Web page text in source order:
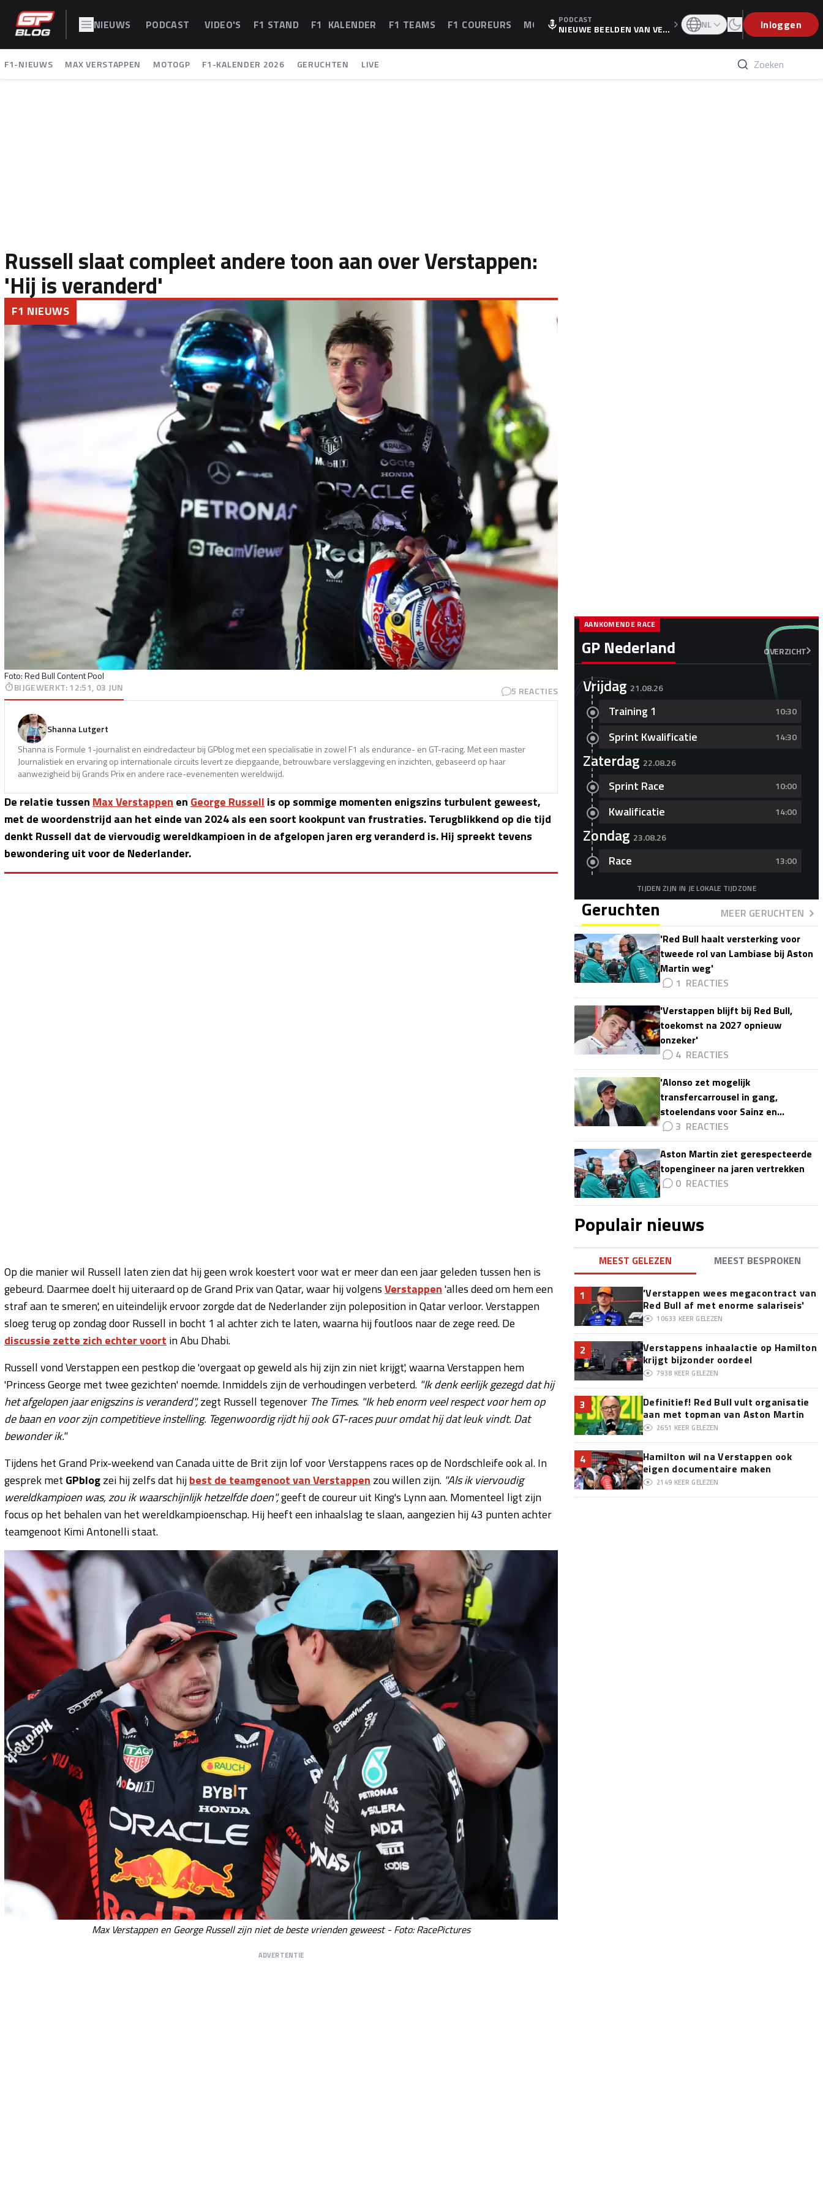
NIEUWS PODCAST VIDEO'S F1 STAND F1 KALENDER F1 TEAMS F1 COUREURS MOTOGPPODCAST
NIEUWE BEELDEN VAN VER
WEET IS ER NU GETEKEND'
NL Inloggen
F1-NIEUWS MAX VERSTAPPEN MOTOGP F1-KALENDER 2026 GERUCHTEN LIVE
Russell slaat compleet andere toon aan over Verstappen:
'Hij is veranderd'
Foto: Red Bull Content Pool
F1 NIEUWS
BIJGEWERKT:12:51, 03 JUN 5 REACTIES
Shanna Lutgert
Shanna is Formule 1-journalist en eindredacteur bij GPblog met een specialisatie in zowel F1 als endurance- en GT-racing. Met een master
Journalistiek en ervaring op internationale circuits levert ze diepgaande, betrouwbare verslaggeving en inzichten, gebaseerd op haar
aanwezigheid bij Grands Prix en andere race-evenementen wereldwijd.
De relatie tussen Max Verstappen en George Russell is op sommige momenten enigszins turbulent geweest,
met de woordenstrijd aan het einde van 2024 als een soort kookpunt van frustraties. Terugblikkend op die tijd
denkt Russell dat de viervoudig wereldkampioen in de afgelopen jaren erg veranderd is. Hij spreekt tevens
bewondering uit voor de Nederlander.
Op die manier wil Russell laten zien dat hij geen wrok koestert voor wat er meer dan een jaar geleden tussen hen is
gebeurd. Daarmee doelt hij uiteraard op de Grand Prix van Qatar, waar hij volgensVerstappen'alles deed om hem een
straf aan te smeren', en uiteindelijk ervoor zorgde dat de Nederlander zijn poleposition in Qatar verloor. Verstappen
sloeg terug op zondag door Russell in bocht 1 al achter zich te laten, waarna hij foutloos naar de zege reed. De
discussie zette zich echter voort in Abu Dhabi.
Russell vond Verstappen een pestkop die 'overgaat op geweld als hij zijn zin niet krijgt', waarna Verstappen hem
'Princess George met twee gezichten' noemde. Inmiddels zijn de verhoudingen verbeterd. "Ik denk eerlijk gezegd dat hij
het afgelopen jaar enigszins is veranderd",zegt Russell tegenover The Times. "Ik heb enorm veel respect voor hem op
de baan en voor zijn competitieve instelling. Tegenwoordig rijdt hij ook GT-races puur omdat hij dat leuk vindt. Dat
bewonder ik."
Tijdens het Grand Prix-weekend van Canada uitte de Brit zijn lof voor Verstappens races op de Nordschleife ook al. In
gesprek met GPblogzei hij zelfs dat hijbest de teamgenoot van Verstappen zou willen zijn. "Als ik viervoudig
wereldkampioen was, zou ik waarschijnlijk hetzelfde doen",geeft de coureur uit King's Lynn aan. Momenteel ligt zijn
focus op het behalen van het wereldkampioenschap. Hij heeft een inhaalslag te slaan, aangezien hij 43 punten achter
teamgenoot Kimi Antonelli staat.
Max Verstappen en George Russell zijn niet de beste vrienden geweest - Foto: RacePictures
ADVERTENTIE
GP Nederland OVERZICHT
AANKOMENDE RACE
Vrijdag 21.08.26
Training 1 10:30
Sprint Kwalificatie 14:30
Zaterdag 22.08.26
Sprint Race 10:00
Kwalificatie 14:00
Zondag 23.08.26
Race 13:00
TIJDEN ZIJN IN JE LOKALE TIJDZONE
Geruchten
MEER GERUCHTEN
'Red Bull haalt versterking voor
tweede rol van Lambiase bij Aston
Martin weg'
1
'Verstappen blijft bij Red Bull,
toekomst na 2027 opnieuw
onzeker'
4
'Alonso zet mogelijk
transfercarrousel in gang,
stoelendans voor Sainz en
Colapinto'
3
Aston Martin ziet gerespecteerde
topengineer na jaren vertrekken
0
Populair nieuws
MEEST GELEZEN MEEST BESPROKEN
1
'Verstappen wees megacontract van
Red Bull af met enorme salariseis'
10633 KEER GELEZEN
2
Verstappens inhaalactie op Hamilton
krijgt bijzonder oordeel
7938 KEER GELEZEN
3
Definitief! Red Bull vult organisatie
aan met topman van Aston Martin
2651 KEER GELEZEN
4
Hamilton wil na Verstappen ook
eigen documentaire maken
2149 KEER GELEZEN